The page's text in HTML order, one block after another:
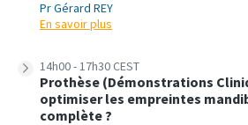
Pr Gérard REY
En savoir plus
14h00 - 17h30 CEST
Prothèse (Démonstrations
optimiser les empreintes
complète ?